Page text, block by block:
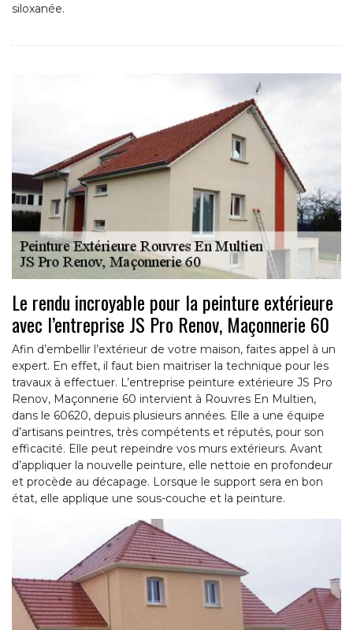
siloxanée.
Le rendu incroyable pour la peinture extérieure
avec l’entreprise JS Pro Renov, Maçonnerie 60
Afin d’embellir l’extérieur de votre maison, faites appel à un
expert. En effet, il faut bien maitriser la technique pour les
travaux à effectuer. L’entreprise peinture extérieure JS Pro
Renov, Maçonnerie 60 intervient à Rouvres En Multien,
dans le 60620, depuis plusieurs années. Elle a une équipe
d’artisans peintres, très compétents et réputés, pour son
efficacité. Elle peut repeindre vos murs extérieurs. Avant
d’appliquer la nouvelle peinture, elle nettoie en profondeur
et procède au décapage. Lorsque le support sera en bon
état, elle applique une sous-couche et la peinture.